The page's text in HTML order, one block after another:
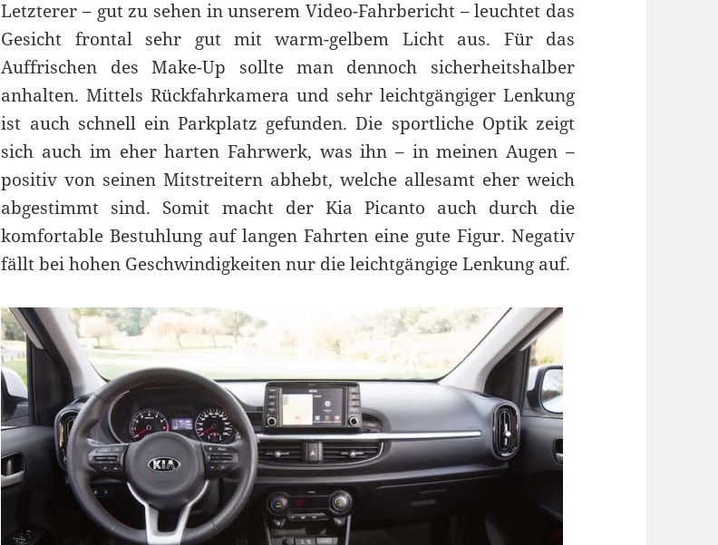
Letzterer – gut zu sehen in unserem Video-Fahrbericht – leuchtet das
Gesicht frontal sehr gut mit warm-gelbem Licht aus. Für das
Auffrischen des Make-Up sollte man dennoch sicherheitshalber
anhalten. Mittels Rückfahrkamera und sehr leichtgängiger Lenkung
ist auch schnell ein Parkplatz gefunden. Die sportliche Optik zeigt
sich auch im eher harten Fahrwerk, was ihn – in meinen Augen –
positiv von seinen Mitstreitern abhebt, welche allesamt eher weich
abgestimmt sind. Somit macht der Kia Picanto auch durch die
komfortable Bestuhlung auf langen Fahrten eine gute Figur. Negativ
fällt bei hohen Geschwindigkeiten nur die leichtgängige Lenkung auf.